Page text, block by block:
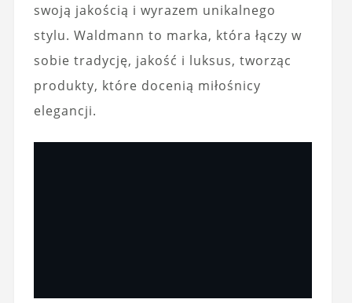
swoją jakością i wyrazem unikalnego
stylu. Waldmann to marka, która łączy w
sobie tradycję, jakość i luksus, tworząc
produkty, które docenią miłośnicy
elegancji.